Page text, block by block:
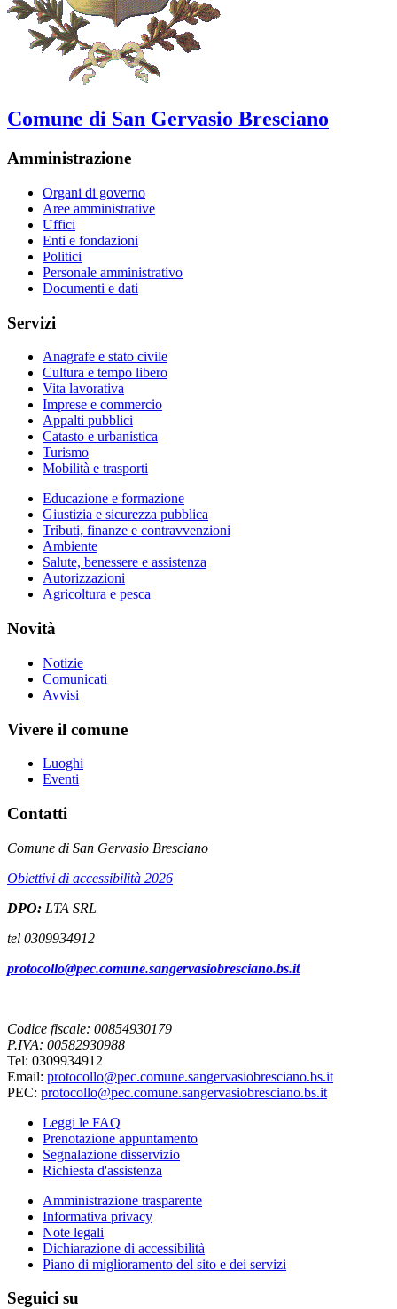
Comune di San Gervasio Bresciano
Amministrazione
Organi di governo
Aree amministrative
Uffici
Enti e fondazioni
Politici
Personale amministrativo
Documenti e dati
Servizi
Anagrafe e stato civile
Cultura e tempo libero
Vita lavorativa
Imprese e commercio
Appalti pubblici
Catasto e urbanistica
Turismo
Mobilità e trasporti
Educazione e formazione
Giustizia e sicurezza pubblica
Tributi, finanze e contravvenzioni
Ambiente
Salute, benessere e assistenza
Autorizzazioni
Agricoltura e pesca
Novità
Notizie
Comunicati
Avvisi
Vivere il comune
Luoghi
Eventi
Contatti
Comune di San Gervasio Bresciano
Obiettivi di accessibilità 2026
DPO: LTA SRL
tel 0309934912
protocollo@pec.comune.sangervasiobresciano.bs.it
Codice fiscale: 00854930179
P.IVA: 00582930988
Tel: 0309934912
Email: protocollo@pec.comune.sangervasiobresciano.bs.it
PEC: protocollo@pec.comune.sangervasiobresciano.bs.it
Leggi le FAQ
Prenotazione appuntamento
Segnalazione disservizio
Richiesta d'assistenza
Amministrazione trasparente
Informativa privacy
Note legali
Dichiarazione di accessibilità
Piano di miglioramento del sito e dei servizi
Seguici su